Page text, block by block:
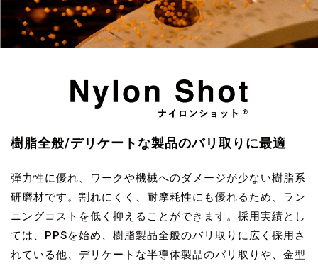
樹脂全般/デリケートな製品のバリ取りに最適
弾力性に優れ、ワークや機械へのダメージが少ない樹脂系
研磨材です。割れにくく、耐摩耗性にも優れるため、ラン
ニングコストを低く抑えることができます。採用実績とし
ては、PPSを始め、樹脂製品全般のバリ取りに広く採用さ
れている他、デリケートな半導体製品のバリ取りや、金型